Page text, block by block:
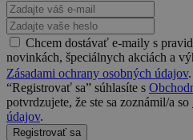
Chcem dostávať e-maily s
novinkách, špeciálnych akciách a
Zásadami ochrany osobných údajov.
“Registrovať sa” súhlasíte s
potvrdzujete, že ste sa zoznámil/a so
údajov.
Registrovať sa